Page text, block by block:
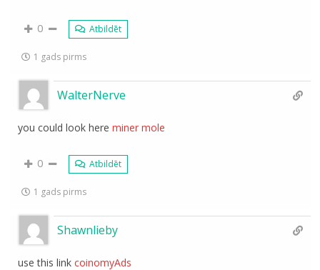
0 Atbildēt
1 gads pirms
WalterNerve
you could look hereminer mole
0 Atbildēt
1 gads pirms
Shawnlieby
use this linkcoinomyAds